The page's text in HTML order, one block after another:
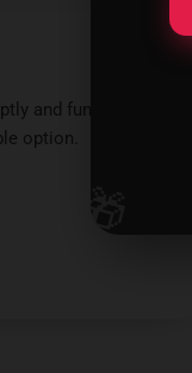
and functions as
option.
🎁